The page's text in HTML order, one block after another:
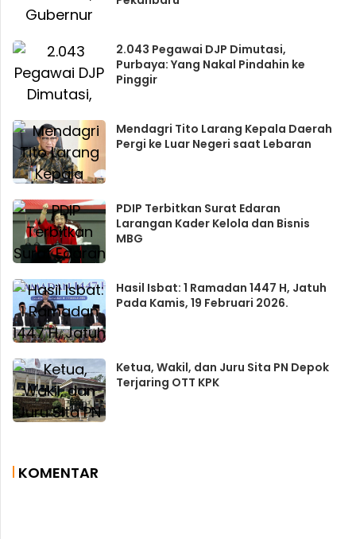
2.043 Pegawai DJP Dimutasi,
Purbaya: Yang Nakal Pindahin ke
Pinggir
Mendagri Tito Larang Kepala Daerah
Pergi ke Luar Negeri saat Lebaran
PDIP Terbitkan Surat Edaran
Larangan Kader Kelola dan Bisnis
MBG
Hasil Isbat: 1 Ramadan 1447 H, Jatuh
Pada Kamis, 19 Februari 2026.
Ketua, Wakil, dan Juru Sita PN Depok
Terjaring OTT KPK
KOMENTAR